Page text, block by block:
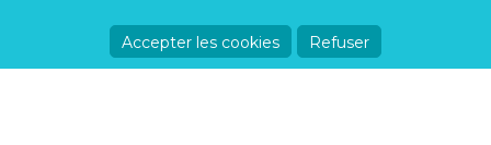
Accepter les cookies Refuser